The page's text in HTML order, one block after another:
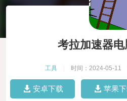
考拉加速器
工具 时间：2024-05-11
安卓下载 苹果